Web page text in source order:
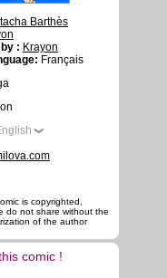
Barthès
: Krayon
Français
is copyrighted,
do not share without the
of the author
comic !